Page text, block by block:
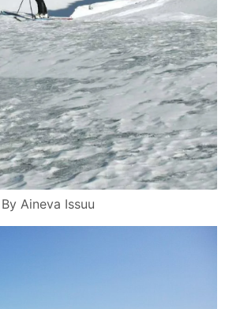
Aineva Issuu